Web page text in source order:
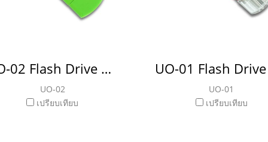
UO-02 Flash Drive แฟลชไดรฟ์ OTG
UO-02
เปรียบเทียบ
UO-01
เปรียบเทียบ